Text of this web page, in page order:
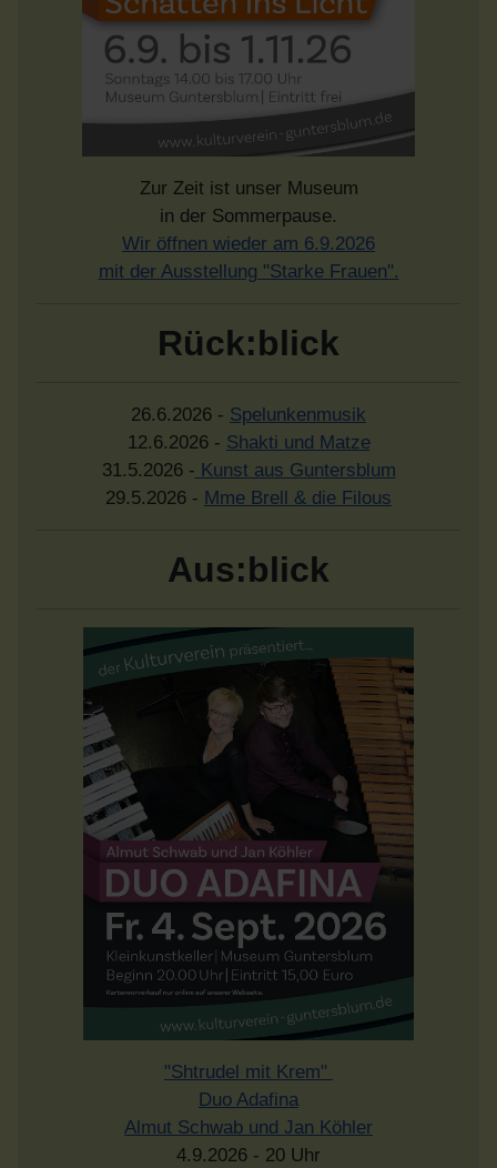
Zur Zeit ist unser Museum
in der Sommerpause.
Wir öffnen wieder am 6.9.2026
mit der Ausstellung "Starke Frauen".
Rück:blick
26.6.2026 - Spelunkenmusik
12.6.2026 - Shakti und Matze
31.5.2026 - Kunst aus Guntersblum
29.5.2026 - Mme Brell & die Filous
Aus:blick
"Shtrudel mit Krem"
Duo Adafina
Almut Schwab und Jan Köhler
4.9.2026 - 20 Uhr